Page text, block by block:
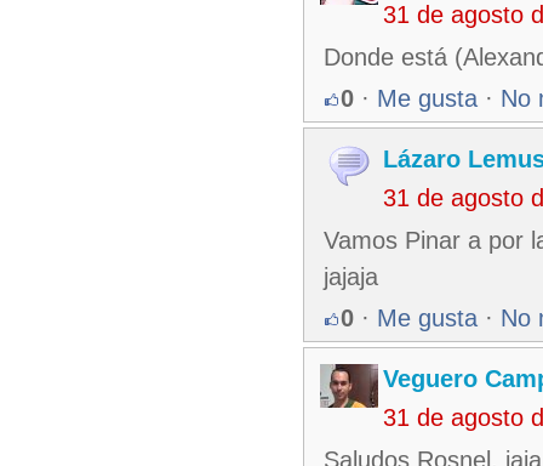
31 de agosto
Donde está
0 · Me gusta · No
Lázaro
31 de agosto
Vamos Pinar a por
jajaja
0 · Me gusta · No
Veguero
31 de agosto
Saludos Rosnel.